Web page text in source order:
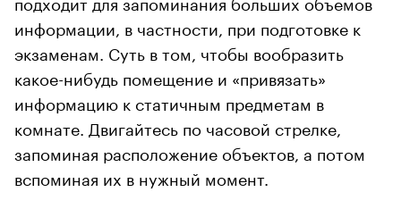
информации, в частности, при подготовке к
экзаменам. Суть в том, чтобы вообразить
какое-нибудь помещение и «привязать»
информацию к статичным предметам в
комнате. Двигайтесь по часовой стрелке,
запоминая расположение объектов, а потом
вспоминая их в нужный момент.